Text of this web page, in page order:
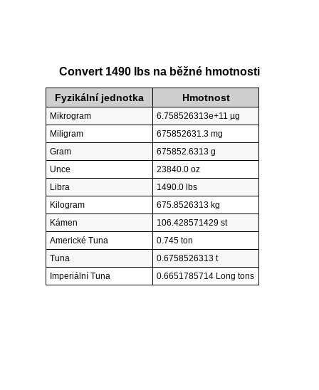
Convert 1490 lbs na běžné hmotnosti
Fyzikální jednotka Hmotnost
Mikrogram
6.758526313e+11 µg
Miligram
675852631.3 mg
Gram
675852.6313 g
Unce
23840.0 oz
Libra
1490.0 lbs
Kilogram
675.8526313 kg
Kámen
106.428571429 st
Americké Tuna
0.745 ton
Tuna
0.6758526313 t
Imperiální Tuna
0.6651785714 Long tons